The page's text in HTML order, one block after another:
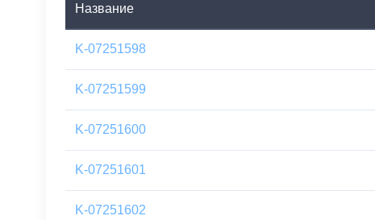
Название
K-07251598
K-07251599
K-07251600
K-07251601
K-07251602